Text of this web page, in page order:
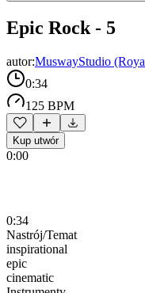
Epic Rock - 5
autor:MuswayStudio
0:34
125 BPM
Kup utwór
0:00
0:34
Nastrój/Temat
inspirational
epic
cinematic